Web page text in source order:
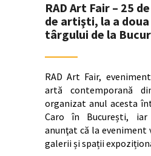
RAD Art Fair – 25
de artişti, la a
târgului de la
RAD Art Fair,
artă contemporană
organizat anul acesta
Caro în București,
anunţat că la eveniment
galerii și spații